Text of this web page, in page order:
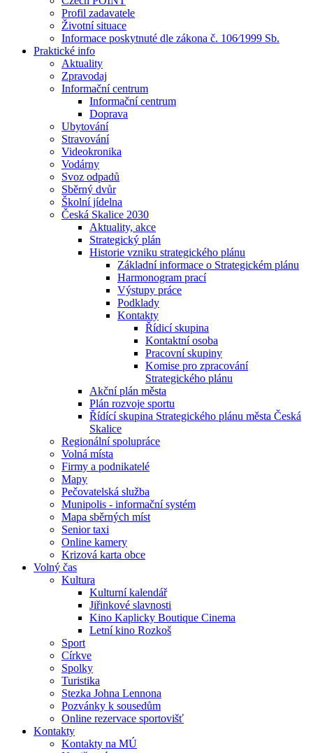
Profil zadavatele
Životní situace
Informace poskytnuté dle zákona č. 106⁄1999 Sb.
Praktické info
Aktuality
Zpravodaj
Informační centrum
Informační centrum
Doprava
Ubytování
Stravování
Videokronika
Vodárny
Svoz odpadů
Sběrný dvůr
Školní jídelna
Česká Skalice 2030
Aktuality, akce
Strategický plán
Historie vzniku strategického plánu
Základní informace o Strategickém plánu
Harmonogram prací
Výstupy práce
Podklady
Kontakty
Řídicí skupina
Kontaktní osoba
Pracovní skupiny
Komise pro zpracování
Strategického plánu
Akční plán města
Plán rozvoje sportu
Řídící skupina Strategického plánu města Česká
Skalice
Regionální spolupráce
Volná místa
Firmy a podnikatelé
Mapy
Pečovatelská služba
Munipolis - informační systém
Mapa sběrných míst
Senior taxi
Online kamery
Krizová karta obce
Volný čas
Kultura
Kulturní kalendář
Jiřinkové slavnosti
Kino Kaplicky Boutique Cinema
Letní kino Rozkoš
Sport
Církve
Spolky
Turistika
Stezka Johna Lennona
Pozvánky k sousedům
Online rezervace sportovišť
Kontakty
Kontakty na MÚ